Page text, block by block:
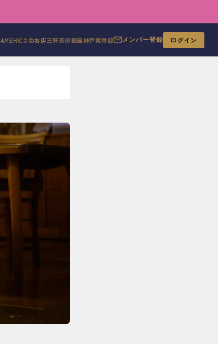
のお店三軒茶屋銀座神戸紫香邸 メンバー登録 ログイン